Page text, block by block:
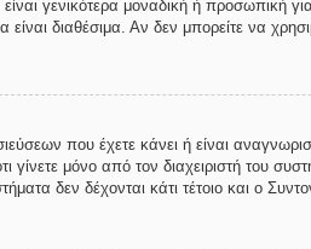
γενικότερα μοναδική ή προσωπική
διαθέσιμα. Αν δεν μπορείτε να
που έχετε κάνει ή είναι
γίνετε μόνο από τον διαχειριστή του
δεν δέχονται κάτι τέτοιο και ο